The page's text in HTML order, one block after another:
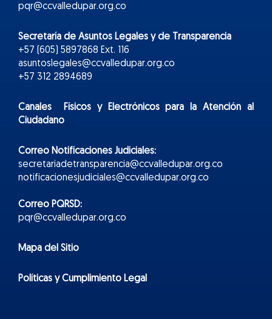
pqr@ccvalledupar.org.co
Secretaría de Asuntos Legales y de Transparencia
+57 (605) 5897868 Ext. 116
asuntoslegales@ccvalledupar.org.co
+57 312 2894689
Canales Físicos yElectrónicospara la Atención al
Ciudadano
Correo Notificaciones Judiciales:
secretariadetransparencia@ccvalledupar.org.co
notificacionesjudiciales@ccvalledupar.org.co
Correo PQRSD:
pqr@ccvalledupar.org.co
Mapa del Sitio
Políticas y Cumplimiento Legal